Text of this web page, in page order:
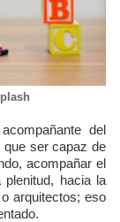
que ser capaz de
acompañar el
hacia la
arquitectos; eso